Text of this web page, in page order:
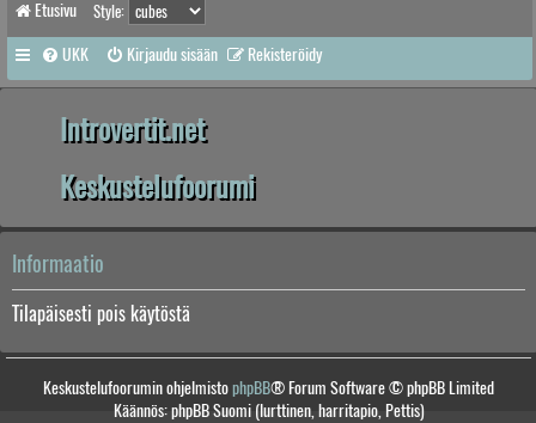
Etusivu Style:
UKK Kirjaudu sisään Rekisteröidy
Introvertit.net
Keskustelufoorumi
Informaatio
Tilapäisesti pois käytöstä
Keskustelufoorumin ohjelmistophpBB® Forum Software © phpBB Limited
Käännös: phpBB Suomi (lurttinen, harritapio, Pettis)